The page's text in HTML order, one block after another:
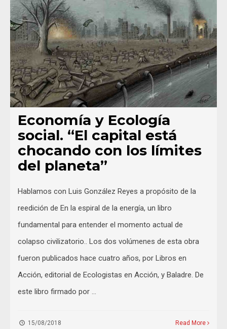
Economía y Ecología
social. “El capital está
chocando con los límites
del planeta”
Hablamos con Luis González Reyes a propósito de la
reedición de En la espiral de la energía, un libro
fundamental para entender el momento actual de
colapso civilizatorio.. Los dos volúmenes de esta obra
fueron publicados hace cuatro años, por Libros en
Acción, editorial de Ecologistas en Acción, y Baladre. De
este libro firmado por …
15/08/2018 Read More